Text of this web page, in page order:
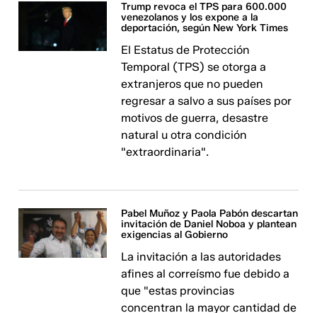
Trump revoca el TPS para 600.000
venezolanos y los expone a la
deportación, según New York Times
El Estatus de Protección
Temporal (TPS) se otorga a
extranjeros que no pueden
regresar a salvo a sus países por
motivos de guerra, desastre
natural u otra condición
"extraordinaria".
Pabel Muñoz y Paola Pabón descartan
invitación de Daniel Noboa y plantean
exigencias al Gobierno
La invitación a las autoridades
afines al correísmo fue debido a
que "estas provincias
concentran la mayor cantidad de